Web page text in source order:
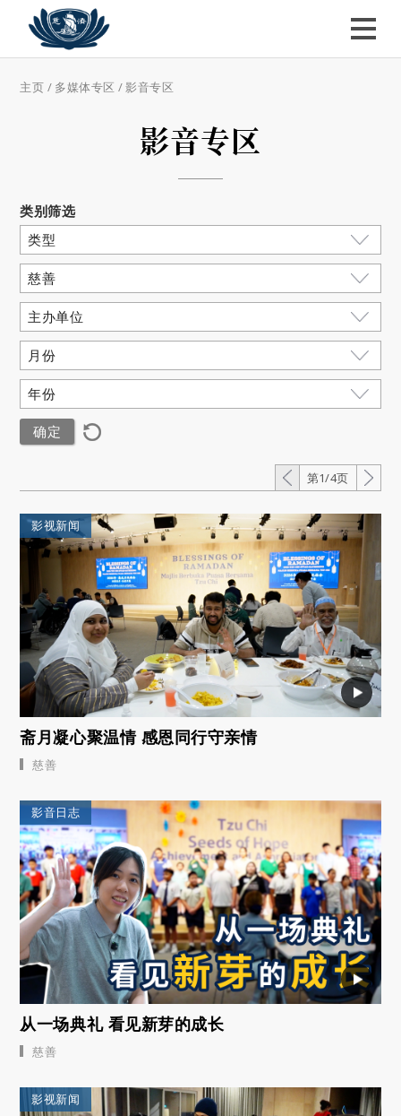
主页 / 多媒体专区 /影音专区
影音专区
类别筛选
第1/4页
影视新闻
斋月凝心聚温情 感恩同行守亲情
慈善
影音日志
从一场典礼 看见新芽的成长
慈善
影视新闻